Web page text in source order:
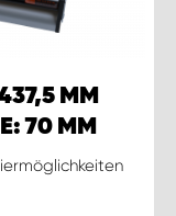
MM
70 MM